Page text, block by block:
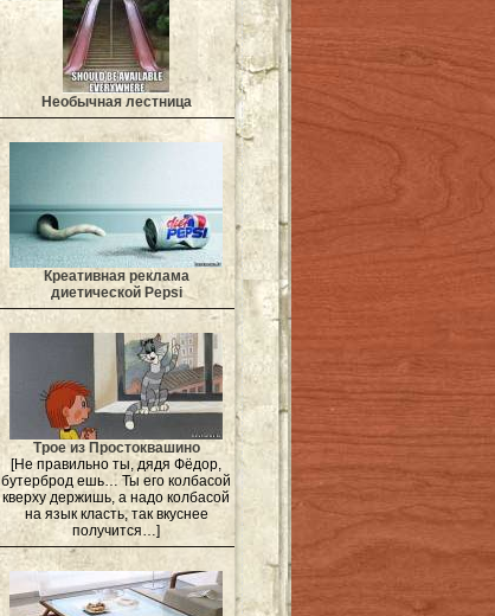
Необычная лестница
Креативная реклама
диетической Pepsi
Трое из Простоквашино
[Не правильно ты, дядя Фёдор,
бутерброд ешь… Ты его колбасой
кверху держишь, а надо колбасой
на язык класть, так вкуснее
получится…]